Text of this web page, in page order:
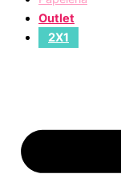
Outlet
2X1